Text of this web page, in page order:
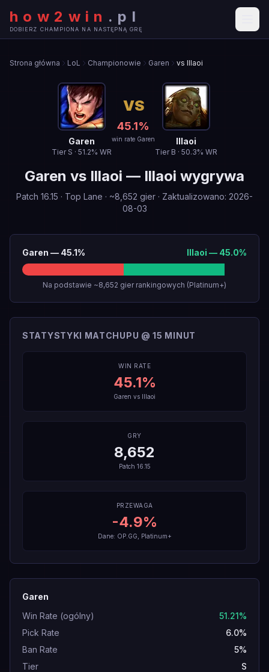
how2win . pl
DOBIERZ CHAMPIONA NA NASTĘPNĄ GRĘ
Strona główna LoL Championowie Garen vs Illaoi
Garen
Tier S · 51.2% WR
VS
45.1%
win rate Garen Illaoi
Tier B · 50.3% WR
Garen vs Illaoi — Illaoi wygrywa
Patch 16.15 · Top Lane · ~8,652 gier · Zaktualizowano: 2026-
08-03
Garen — 45.1% Illaoi — 45.0%
Na podstawie ~8,652 gier rankingowych (Platinum+)
STATYSTYKI MATCHUPU @ 15 MINUT
WIN RATE
45.1%
Garen vs Illaoi
GRY
8,652
Patch 16.15
PRZEWAGA
-4.9%
Dane: OP.GG, Platinum+
Garen
Win Rate (ogólny)
51.21%
Pick Rate
6.0%
Ban Rate
5%
Tier
S